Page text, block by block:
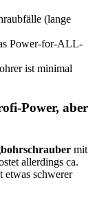
(lange
Power-for-ALL-
ist minimal
Power, aber
mit
allerdings ca.
etwas schwerer